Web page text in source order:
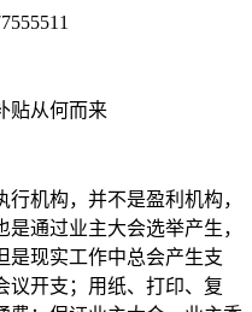
贴从何而来
机构，并不是盈利机构，
通过业主大会选举产生，
是现实工作中总会产生支
议开支；用纸、打印、复